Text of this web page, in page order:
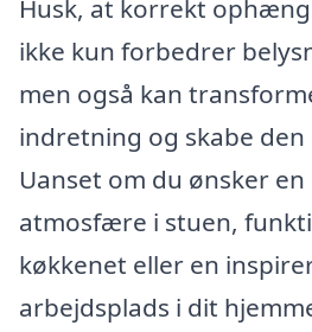
Husk, at korrekt
ikke kun forbedrer
men også kan
indretning og skabe
Uanset om du ønsker
atmosfære i stuen,
køkkenet eller en
arbejdsplads i dit